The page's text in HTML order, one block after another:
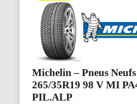
Michelin – Pneus
265/35R19 98 V MI
PIL.ALP